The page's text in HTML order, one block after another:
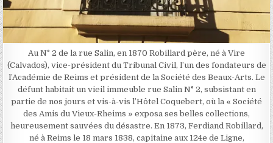
Au N° 2 de la rue Salin, en 1870 Robillard père, né à Vire
(Calvados), vice-président du Tribunal Civil, l’un des fondateurs de
l’Académie de Reims et président de la Société des Beaux-Arts. Le
défunt habitait un vieil immeuble rue Salin N° 2, subsistant en
partie de nos jours et vis-à-vis l’Hôtel Coquebert, où la « Société
des Amis du Vieux-Rheims » exposa ses belles collections,
heureusement sauvées du désastre. En 1873, Ferdiand Robillard,
né à Reims le 18 mars 1838, capitaine aux 124e de Ligne,